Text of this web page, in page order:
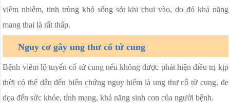
viêm nhiễm, tinh trùng khó sống sót khi chui vào, do đó khả năng
mang thai là rất thấp.
Nguy cơ gây ung thư cổ tử cung
Bệnh viêm lộ tuyến cổ tử cung nếu không được phát hiện điều trị kịp
thời có thể dẫn đến biến chứng nguy hiểm là ung thư cổ tử cung, đe
dọa đến sức khỏe, tính mạng, khả năng sinh con của người bệnh.